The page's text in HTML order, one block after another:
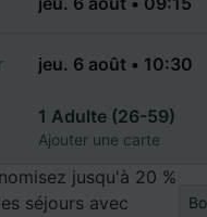
1 Adulte (26-59)
Ajouter une carte
jusqu'à 20 %
séjours avec